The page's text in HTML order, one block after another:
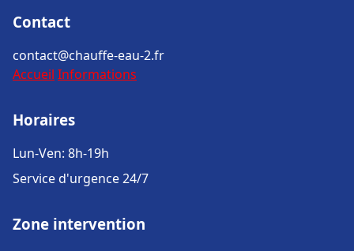
Contact
contact@chauffe-eau-2.fr
Accueil Informations
Horaires
Lun-Ven: 8h-19h
Service d'urgence 24/7
Zone intervention